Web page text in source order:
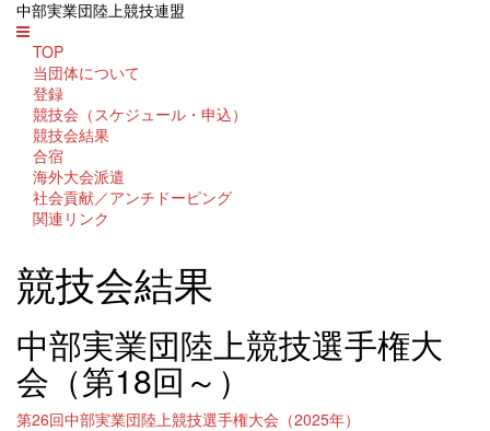
中部実業団陸上競技連盟
TOP
当団体について
登録
競技会（スケジュール・申込）
競技会結果
合宿
海外大会派遣
社会貢献／アンチドーピング
関連リンク
競技会結果
中部実業団陸上競技選手権大
会（第18回～）
第26回中部実業団陸上競技選手権大会（2025年）